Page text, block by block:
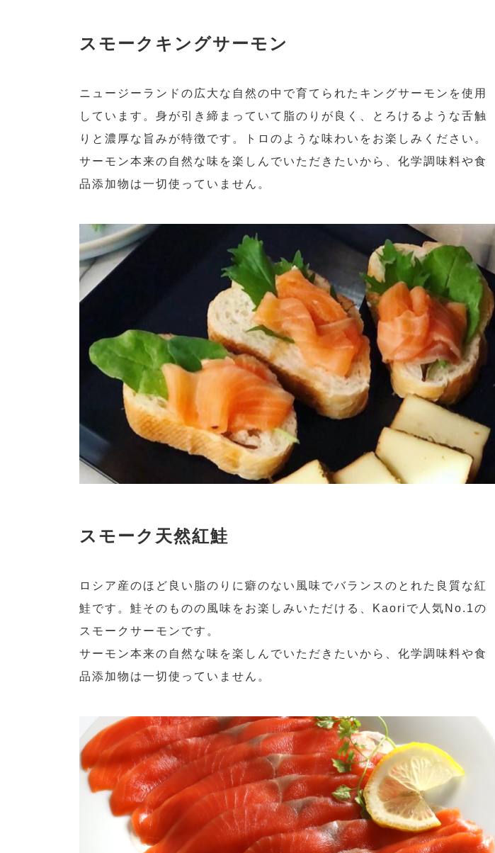
スモークキングサーモン
ニュージーランドの広大な自然の中で育てられたキングサーモンを使用
しています。身が引き締まっていて脂のりが良く、とろけるような舌触
りと濃厚な旨みが特徴です。トロのような味わいをお楽しみください。
サーモン本来の自然な味を楽しんでいただきたいから、化学調味料や食
品添加物は一切使っていません。
スモーク天然紅鮭
ロシア産のほど良い脂のりに癖のない風味でバランスのとれた良質な紅
鮭です。鮭そのものの風味をお楽しみいただける、Kaoriで人気No.1の
スモークサーモンです。
サーモン本来の自然な味を楽しんでいただきたいから、化学調味料や食
品添加物は一切使っていません。